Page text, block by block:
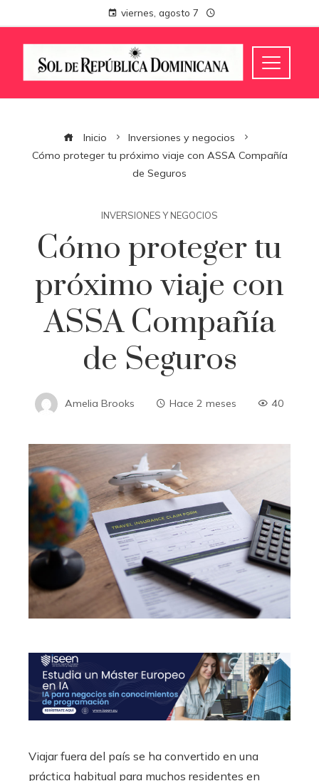
viernes, agosto 7
Inicio
Inversiones y negocios
Cómo proteger tu próximo viaje con ASSA Compañía
de Seguros
INVERSIONES Y NEGOCIOS
Cómo proteger tu
próximo viaje con
ASSA Compañía
de Seguros
Amelia Brooks Hace 2 meses 40
Viajar fuera del país se ha convertido en una
práctica habitual para muchos residentes en